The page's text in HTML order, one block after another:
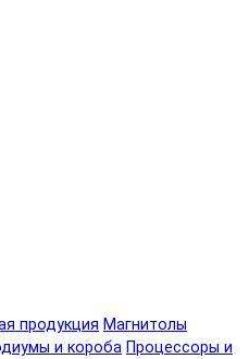
продукция Магнитолы
и короба Процессоры и